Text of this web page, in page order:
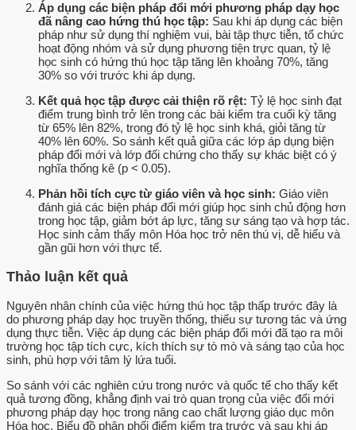
Áp dụng các biện pháp đổi mới phương pháp dạy học
đã nâng cao hứng thú học tập: Sau khi áp dụng các biện
pháp như sử dụng thí nghiệm vui, bài tập thực tiễn, tổ chức
hoạt động nhóm và sử dụng phương tiện trực quan, tỷ lệ
học sinh có hứng thú học tập tăng lên khoảng 70%, tăng
30% so với trước khi áp dụng.
Kết quả học tập được cải thiện rõ rệt: Tỷ lệ học sinh đạt
điểm trung bình trở lên trong các bài kiểm tra cuối kỳ tăng
từ 65% lên 82%, trong đó tỷ lệ học sinh khá, giỏi tăng từ
40% lên 60%. So sánh kết quả giữa các lớp áp dụng biện
pháp đổi mới và lớp đối chứng cho thấy sự khác biệt có ý
nghĩa thống kê (p < 0.05).
Phản hồi tích cực từ giáo viên và học sinh: Giáo viên
đánh giá các biện pháp đổi mới giúp học sinh chủ động hơn
trong học tập, giảm bớt áp lực, tăng sự sáng tạo và hợp tác.
Học sinh cảm thấy môn Hóa học trở nên thú vị, dễ hiểu và
gần gũi hơn với thực tế.
Thảo luận kết quả
Nguyên nhân chính của việc hứng thú học tập thấp trước đây là
do phương pháp dạy học truyền thống, thiếu sự tương tác và ứng
dụng thực tiễn. Việc áp dụng các biện pháp đổi mới đã tạo ra môi
trường học tập tích cực, kích thích sự tò mò và sáng tạo của học
sinh, phù hợp với tâm lý lứa tuổi.
So sánh với các nghiên cứu trong nước và quốc tế cho thấy kết
quả tương đồng, khẳng định vai trò quan trọng của việc đổi mới
phương pháp dạy học trong nâng cao chất lượng giáo dục môn
Hóa học. Biểu đồ phân phối điểm kiểm tra trước và sau khi áp